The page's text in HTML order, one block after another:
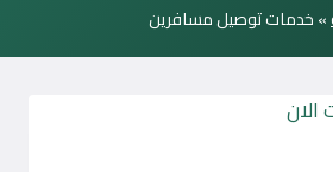
»خدمات توصيل مسافرين